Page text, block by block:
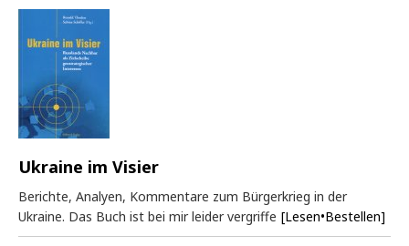
Ukraine im Visier
Berichte, Analyen, Kommentare zum Bürgerkrieg in der
Ukraine. Das Buch ist bei mir leider vergriffe [Lesen•Bestellen]